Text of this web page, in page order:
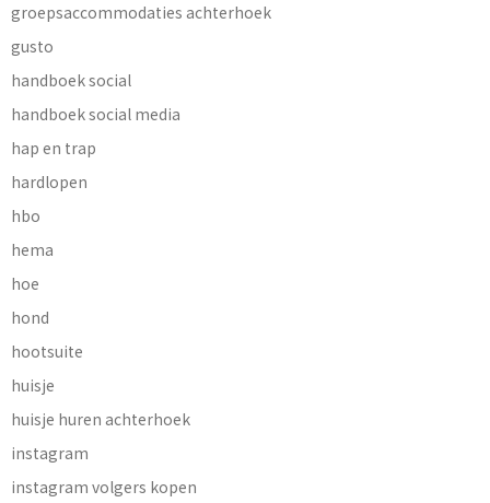
groepsaccommodaties achterhoek
gusto
handboek social
handboek social media
hap en trap
hardlopen
hbo
hema
hoe
hond
hootsuite
huisje
huisje huren achterhoek
instagram
instagram volgers kopen